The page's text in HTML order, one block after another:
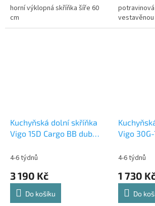
horní výklopná skříňka šíře 60
cm
Kuchyňská dolní skříňka
Vigo 15D Cargo BB dub
4-6 týdnů
3 190 Kč
Do košíku
Vigo
4-6 týdnů
1 730
Do